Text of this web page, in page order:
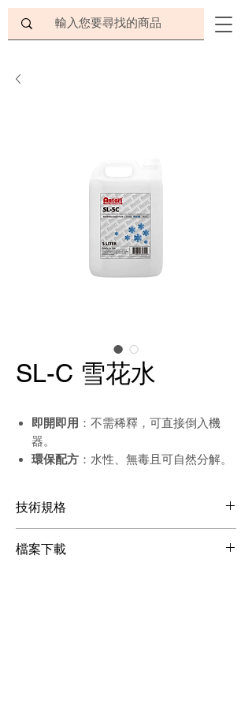
SL-C 雪花水
即開即用 ：不需稀釋，可直接倒入機
器。
環保配方 ：水性、無毒且可自然分解。
技術規格
可使用在攝氏-10度C的低溫環境
檔案下載